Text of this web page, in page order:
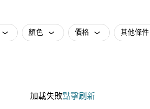
顏色 價格 其他條件
加載失敗點擊刷新